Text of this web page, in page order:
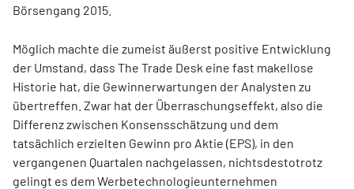
Börsengang 2015.
Möglich machte die zumeist äußerst positive Entwicklung
der Umstand, dass The Trade Desk eine fast makellose
Historie hat, die Gewinnerwartungen der Analysten zu
übertreffen. Zwar hat der Überraschungseffekt, also die
Differenz zwischen Konsensschätzung und dem
tatsächlich erzielten Gewinn pro Aktie (EPS), in den
vergangenen Quartalen nachgelassen, nichtsdestotrotz
gelingt es dem Werbetechnologieunternehmen